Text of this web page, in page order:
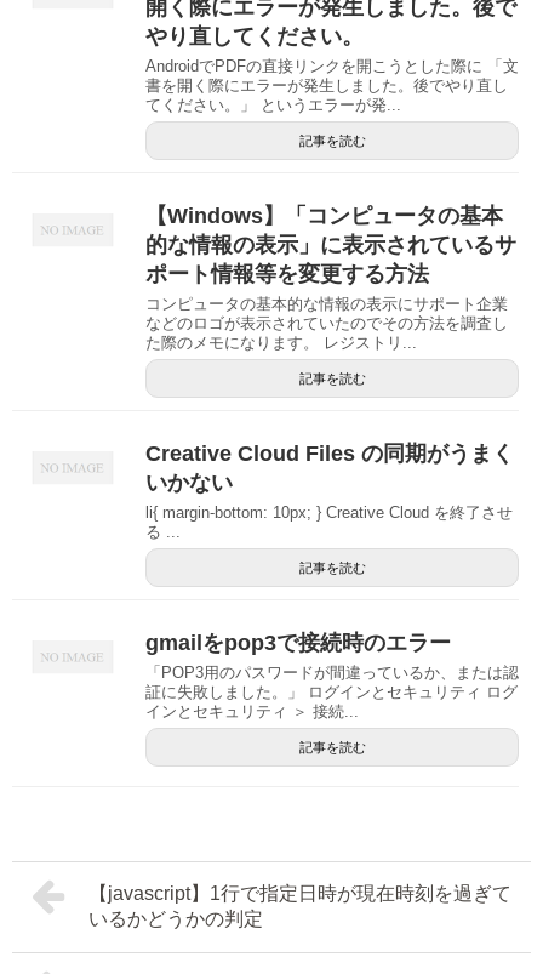
開く際にエラーが発生しました。後で
やり直してください。
AndroidでPDFの直接リンクを開こうとした際に 「文
書を開く際にエラーが発生しました。後でやり直し
てください。」 というエラーが発...
記事を読む
【Windows】「コンピュータの基本
的な情報の表示」に表示されているサ
ポート情報等を変更する方法
コンピュータの基本的な情報の表示にサポート企業
などのロゴが表示されていたのでその方法を調査し
た際のメモになります。 レジストリ...
記事を読む
Creative Cloud Files の同期がうまく
いかない
li{ margin-bottom: 10px; } Creative Cloud を終了させ
る ...
記事を読む
gmailをpop3で接続時のエラー
「POP3用のパスワードが間違っているか、または認
証に失敗しました。」 ログインとセキュリティ ログ
インとセキュリティ ＞ 接続...
記事を読む
【javascript】1行で指定日時が現在時刻を過ぎて
いるかどうかの判定